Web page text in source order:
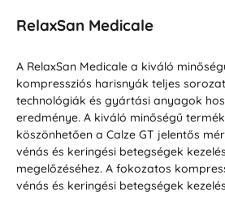
RelaxSan Medicale
A RelaxSan Medicale a kiváló
kompressziós harisnyák teljes
technológiák és gyártási anyagok
eredménye. A kiváló minőségű
köszönhetően a Calze GT jelentős
vénás és keringési betegségek
megelőzéséhez. A fokozatos
vénás és keringési betegségek